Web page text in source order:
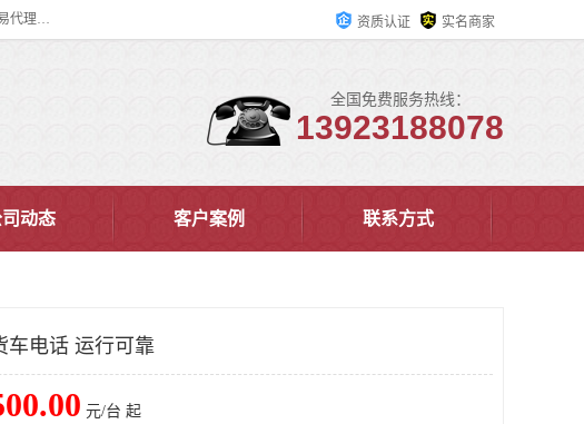
佛山市皇加力机械设备有限公司成立于2017年，注册地位于佛山市南海区。经营范围包括：其他机械设备及电子产品批发、电气设备批发、贸易代理、五金产品批发等；主要产品有：移动式登车桥、叉车装卸货平台、移动式升降机、升降货梯、油桶夹具、电动堆高车。 资质认证 实名商家
全国免费服务热线：
13923188078
动态 客户案例 联系方式
车电话 运行可靠
元/台 起